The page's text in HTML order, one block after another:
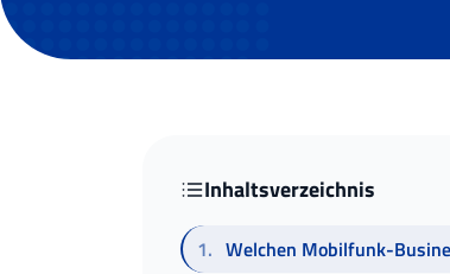
Inhaltsverzeichnis
1. Welchen Mobilfunk-